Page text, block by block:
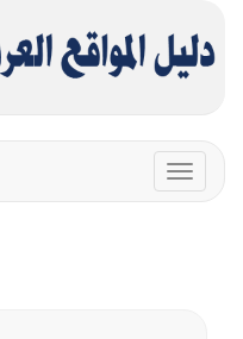
Toggle
navigation